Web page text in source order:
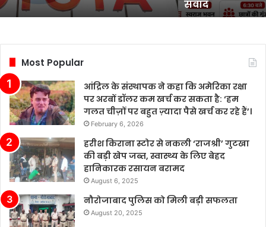
Most Popular
आंद्रिल के संस्थापक ने कहा कि अमेरिका रक्षा
पर अरबों डॉलर कम खर्च कर सकता है: ‘हम
गलत चीज़ों पर बहुत ज़्यादा पैसे खर्च कर रहे हैं’।
February 6, 2026
हरीश किराना स्टोर से नकली ‘राजश्री’ गुटखा
की बड़ी खेप जब्त, स्वास्थ्य के लिए बेहद
हानिकारक रसायन बरामद
August 6, 2025
नौरोजाबाद पुलिस को मिली बड़ी सफलता
August 20, 2025